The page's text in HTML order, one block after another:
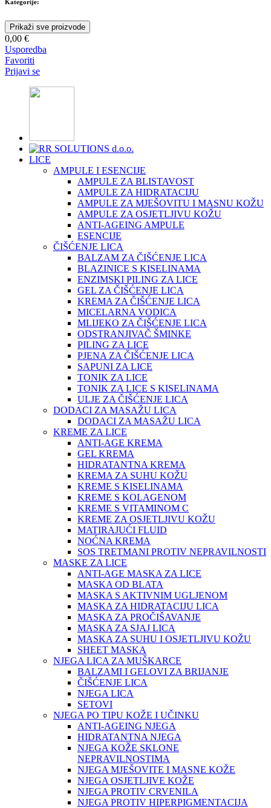
Kategorije:
Prikaži sve proizvode
0,00 €
Usporedba
Favoriti
Prijavi se
LICE
AMPULE I ESENCIJE
AMPULE ZA BLISTAVOST
AMPULE ZA HIDRATACIJU
AMPULE ZA MJEŠOVITU I MASNU KOŽU
AMPULE ZA OSJETLJIVU KOŽU
ANTI-AGEING AMPULE
ESENCIJE
ČIŠĆENJE LICA
BALZAM ZA ČIŠĆENJE LICA
BLAZINICE S KISELINAMA
ENZIMSKI PILING ZA LICE
GEL ZA ČIŠĆENJE LICA
KREMA ZA ČIŠĆENJE LICA
MICELARNA VODICA
MLIJEKO ZA ČIŠĆENJE LICA
ODSTRANJIVAČ ŠMINKE
PILING ZA LICE
PJENA ZA ČIŠĆENJE LICA
SAPUNI ZA LICE
TONIK ZA LICE
TONIK ZA LICE S KISELINAMA
ULJE ZA ČIŠĆENJE LICA
DODACI ZA MASAŽU LICA
DODACI ZA MASAŽU LICA
KREME ZA LICE
ANTI-AGE KREMA
GEL KREMA
HIDRATANTNA KREMA
KREMA ZA SUHU KOŽU
KREME S KISELINAMA
KREME S KOLAGENOM
KREME S VITAMINOM C
KREME ZA OSJETLJIVU KOŽU
MATIRAJUĆI FLUID
NOĆNA KREMA
SOS TRETMANI PROTIV NEPRAVILNOSTI
MASKE ZA LICE
ANTI-AGE MASKA ZA LICE
MASKA OD BLATA
MASKA S AKTIVNIM UGLJENOM
MASKA ZA HIDRATACIJU LICA
MASKA ZA PROČIŠAVANJE
MASKA ZA SJAJ LICA
MASKA ZA SUHU I OSJETLJIVU KOŽU
SHEET MASKA
NJEGA LICA ZA MUŠKARCE
BALZAMI I GELOVI ZA BRIJANJE
ČIŠĆENJE LICA
NJEGA LICA
SETOVI
NJEGA PO TIPU KOŽE I UČINKU
ANTI-AGEING NJEGA
HIDRATANTNA NJEGA
NJEGA KOŽE SKLONE
NEPRAVILNOSTIMA
NJEGA MJEŠOVITE I MASNE KOŽE
NJEGA OSJETLJIVE KOŽE
NJEGA PROTIV CRVENILA
NJEGA PROTIV HIPERPIGMENTACIJA